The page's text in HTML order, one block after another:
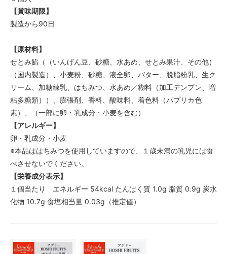
【賞味期限】
製造から90日
【原材料】
せとみ餡（（いんげん豆、砂糖、水あめ、せとみ果汁、その他）
（国内製造）、小麦粉、砂糖、液全卵、バター、脱脂粉乳、生ク
リーム、加糖練乳、はちみつ、水あめ／糊料（加工デンプン、増
粘多糖類））、膨張剤、香料、酸味料、着色料（パプリカ色
素）、（一部に卵・乳成分・小麦を含む）
【アレルギー】
卵・乳成分・小麦
※本品ははちみつを使用していますので、１歳未満の乳児には食
べさせないでください。
【栄養成分表示】
１個当たり エネルギー 54kcal たんぱく質 1.0g 脂質 0.9g 炭水
化物 10.7g 食塩相当量 0.03g（推定値）